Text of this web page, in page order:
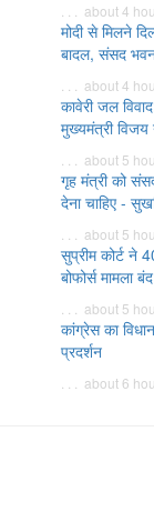
. . . about 4
मोदी से मिलने
बादल, संसद
. . . about 4
कावेरी जल
मुख्यमंत्री विजय
. . . about 5
गृह मंत्री को
देना चाहिए -
. . . about 5
सुप्रीम कोर्ट ने
बोफोर्स मामला
. . . about 5
कांग्रेस का
प्रदर्शन
. . . about 6